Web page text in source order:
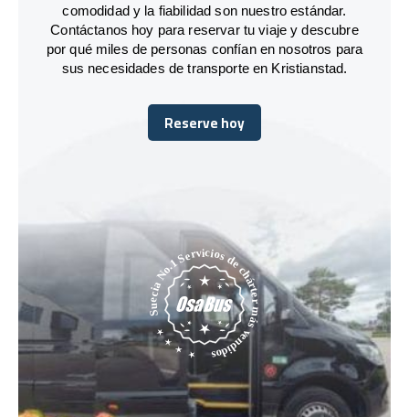
comodidad y la fiabilidad son nuestro estándar.
Contáctanos hoy para reservar tu viaje y descubre
por qué miles de personas confían en nosotros para
sus necesidades de transporte en Kristianstad.
Reserve hoy
Reserve hoy